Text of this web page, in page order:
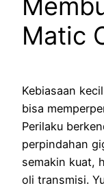
Matic
Kebiasaan
bisa
Perilaku
perpindahan
semakin kuat,
oli transmisi.